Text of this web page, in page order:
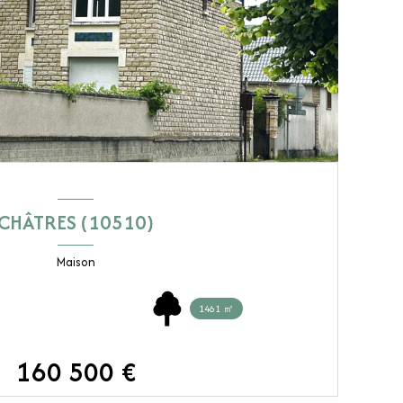
(10510)
Maison
1461 ㎡
160 500 €